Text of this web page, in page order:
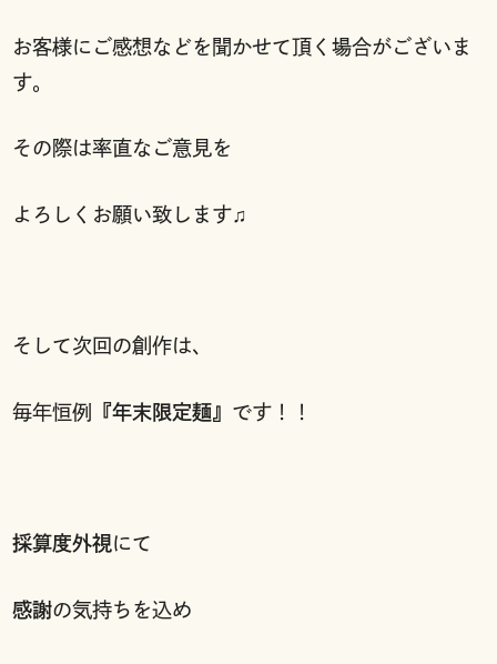
お客様にご感想などを聞かせて頂く場合がございま
す。
その際は率直なご意見を
よろしくお願い致します♫
そして次回の創作は、
毎年恒例 『年末限定麺』 です！！
採算度外視にて
感謝の気持ちを込め